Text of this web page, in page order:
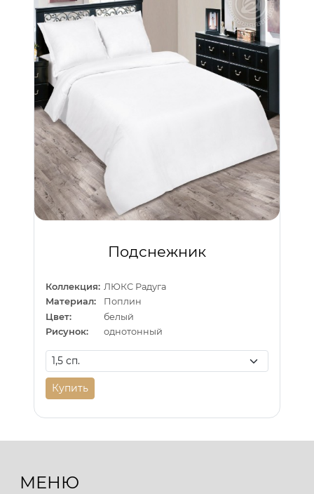
Подснежник
Коллекция: ЛЮКС Радуга
Материал:
Поплин
Цвет:
белый
Рисунок:
однотонный
Купить
МЕНЮ